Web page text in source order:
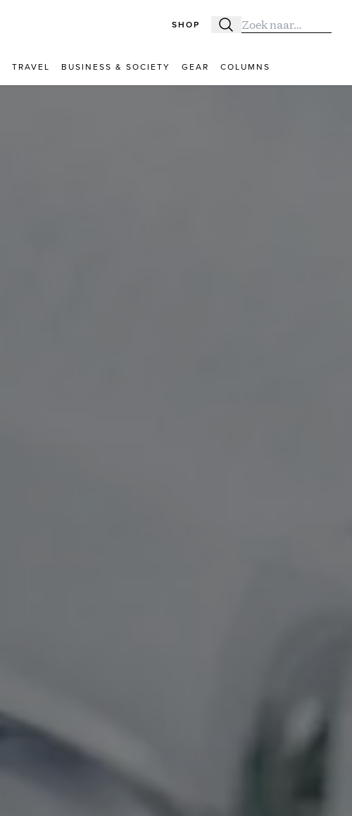
SHOP Zoeken
Zoek naar:
TRAVEL BUSINESS & SOCIETY GEAR COLUMNS